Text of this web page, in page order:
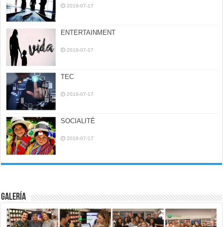
2018-07-17
ENTERTAINMENT
2018-07-17
TEC
2018-07-17
SOCIALITÉ
2018-07-17
Galería